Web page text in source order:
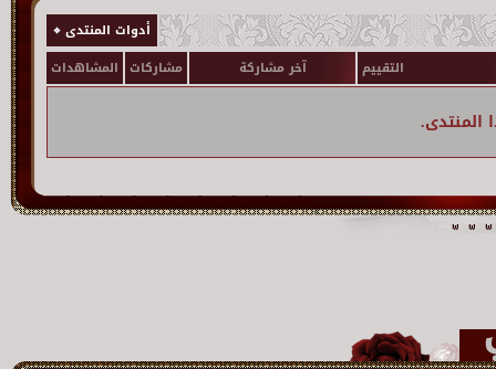
أدوات المنتدى
التقييم
آخر مشاركة مشاركات المشاهدات
المنتدى.